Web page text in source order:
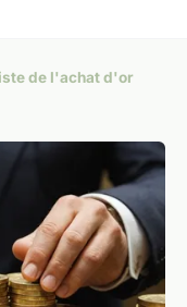
de l'achat d'or